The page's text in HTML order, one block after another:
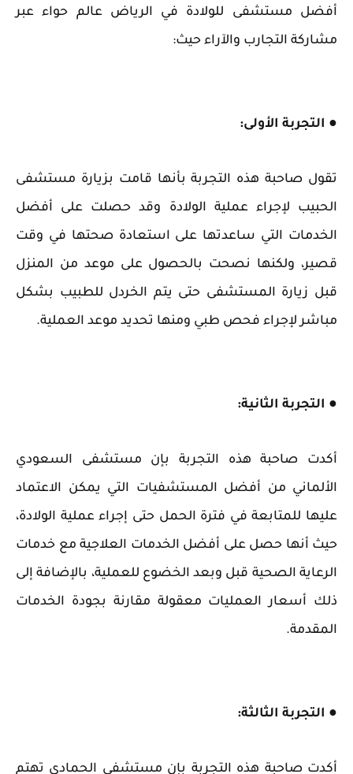
أفضل مستشفى للولادة في الرياض عالم حواء عبر
مشاركة التجارب والآراء حيث:
● التجربة الأولى:
تقول صاحبة هذه التجربة بأنها قامت بزيارة مستشفى
الحبيب لإجراء عملية الولادة وقد حصلت على أفضل
الخدمات التي ساعدتها على استعادة صحتها في وقت
قصير، ولكنها نصحت بالحصول على موعد من المنزل
قبل زيارة المستشفى حتى يتم الخردل للطبيب بشكل
مباشر لإجراء فحص طبي ومنها تحديد موعد العملية.
● التجربة الثانية:
أكدت صاحبة هذه التجربة بإن مستشفى السعودي
الألماني من أفضل المستشفيات التي يمكن الاعتماد
عليها للمتابعة في فترة الحمل حتى إجراء عملية الولادة،
حيث أنها حصل على أفضل الخدمات العلاجية مع خدمات
الرعاية الصحية قبل وبعد الخضوع للعملية، بالإضافة إلى
ذلك أسعار العمليات معقولة مقارنة بجودة الخدمات
المقدمة.
● التجربة الثالثة:
أكدت صاحبة هذه التجربة بإن مستشفى الحمادي تهتم